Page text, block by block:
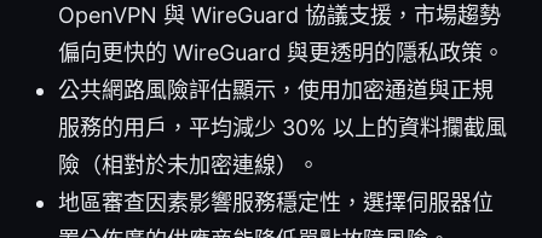
OpenVPN 與 WireGuard 協議支援，市場趨勢
偏向更快的 WireGuard 與更透明的隱私政策。
公共網路風險評估顯示，使用加密通道與正規
服務的用戶，平均減少 30% 以上的資料攔截風
險（相對於未加密連線）。
地區審查因素影響服務穩定性，選擇伺服器位